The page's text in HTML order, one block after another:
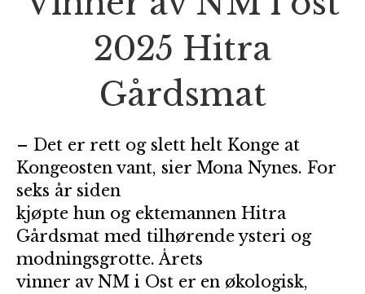
2025 Hitra
Gårdsmat
– Det er rett og slett helt Konge at
Kongeosten vant, sier Mona Nynes. For
seks år siden
kjøpte hun og ektemannen Hitra
Gårdsmat med tilhørende ysteri og
modningsgrotte. Årets
vinner av NM i Ost er en økologisk,